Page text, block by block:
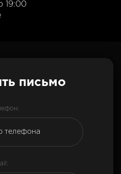
19:00
письмо